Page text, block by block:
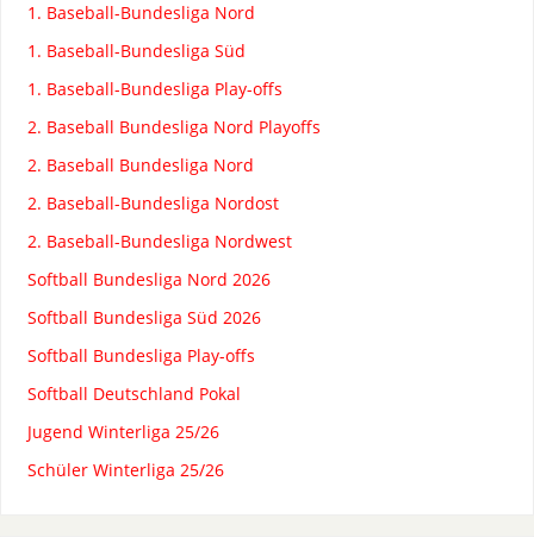
1. Baseball-Bundesliga Nord
1. Baseball-Bundesliga Süd
1. Baseball-Bundesliga Play-offs
2. Baseball Bundesliga Nord Playoffs
2. Baseball Bundesliga Nord
2. Baseball-Bundesliga Nordost
2. Baseball-Bundesliga Nordwest
Softball Bundesliga Nord 2026
Softball Bundesliga Süd 2026
Softball Bundesliga Play-offs
Softball Deutschland Pokal
Jugend Winterliga 25/26
Schüler Winterliga 25/26